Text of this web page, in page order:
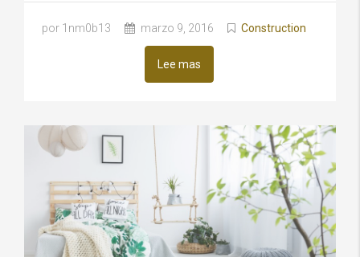
por 1nm0b13 marzo 9, 2016 Construction
Lee mas